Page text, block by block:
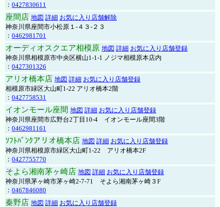
： 0427830611
座間店 地図 詳細 お気に入り店舗解除
神奈川県座間市小松原１-４３-２３
： 0462981701
オーディオスクエア相模原 地図 詳細 お気に入り店舗登録
神奈川県相模原市中央区横山1-1-1 ノジマ相模原本店内
： 0427301326
アリオ橋本店 地図 詳細 お気に入り店舗登録
相模原市緑区大山町1-22 アリオ橋本2階
： 0427758531
イオンモール座間 地図 詳細 お気に入り店舗登録
神奈川県座間市広野台2丁目10-4 イオンモール座間3階
： 0462981161
ｿﾌﾄﾊﾞﾝｸアリオ橋本店 地図 詳細 お気に入り店舗登録
神奈川県相模原市緑区大山町1-22 アリオ橋本2F
： 0427755770
そよら湘南茅ヶ崎店 地図 詳細 お気に入り店舗登録
神奈川県茅ヶ崎市茅ヶ崎2‐7‐71 そよら湘南茅ヶ崎３F
： 0467846080
秦野店 地図 詳細 お気に入り店舗登録